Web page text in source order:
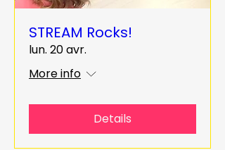
STREAM Rocks!
lun. 20 avr.
More info
Details